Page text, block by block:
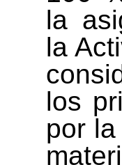
la
la
los
por